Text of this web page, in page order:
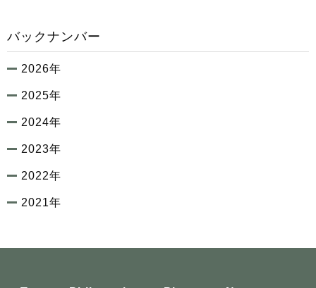
バックナンバー
2026年
2025年
2024年
2023年
2022年
2021年